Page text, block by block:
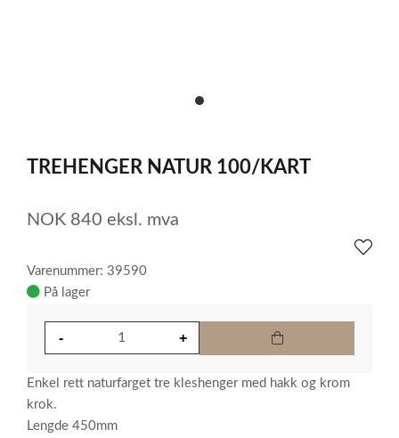
item
TREHENGER NATUR 100/KART
NOK 840 eksl. mva
Varenummer: 39590
På lager
Enkel rett naturfarget tre kleshenger med hakk og krom
krok.
Lengde 450mm